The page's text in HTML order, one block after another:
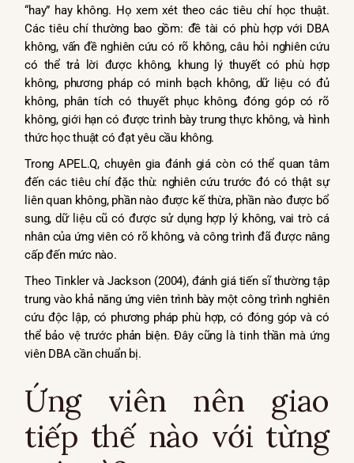
“hay” hay không. Họ xem xét theo các tiêu chí học thuật.
Các tiêu chí thường bao gồm: đề tài có phù hợp với DBA
không, vấn đề nghiên cứu có rõ không, câu hỏi nghiên cứu
có thể trả lời được không, khung lý thuyết có phù hợp
không, phương pháp có minh bạch không, dữ liệu có đủ
không, phân tích có thuyết phục không, đóng góp có rõ
không, giới hạn có được trình bày trung thực không, và hình
thức học thuật có đạt yêu cầu không.
Trong APEL.Q, chuyên gia đánh giá còn có thể quan tâm
đến các tiêu chí đặc thù: nghiên cứu trước đó có thật sự
liên quan không, phần nào được kế thừa, phần nào được bổ
sung, dữ liệu cũ có được sử dụng hợp lý không, vai trò cá
nhân của ứng viên có rõ không, và công trình đã được nâng
cấp đến mức nào.
Theo Tinkler và Jackson (2004), đánh giá tiến sĩ thường tập
trung vào khả năng ứng viên trình bày một công trình nghiên
cứu độc lập, có phương pháp phù hợp, có đóng góp và có
thể bảo vệ trước phản biện. Đây cũng là tinh thần mà ứng
viên DBA cần chuẩn bị.
Ứng viên nên giao
tiếp thế nào với từng